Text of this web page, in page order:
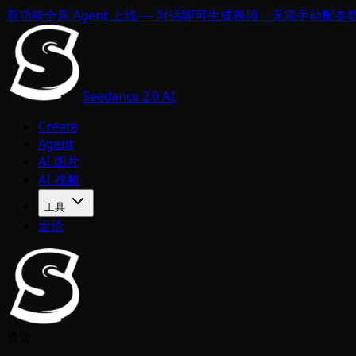
新功能全新 Agent 上线 — 对话即可生成视频，无需手动配参
Seedance 2.0 AI
Create
Agent
AI 图片
AI 视频
工具
定价